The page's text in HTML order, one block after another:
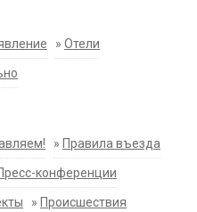
» Отели
» Правила въезда
конференции
» Происшествия